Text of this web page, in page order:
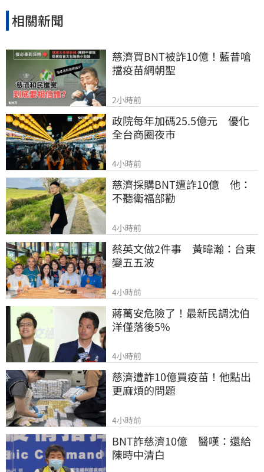
相關新聞
慈濟買BNT被詐10億！藍昔嗆
擋疫苗網朝聖
2小時前
政院每年加碼25.5億元　優化
全台商圈夜市
4小時前
慈濟採購BNT遭詐10億　他：
不聽衛福部勸
4小時前
蔡英文做2件事　黃暐瀚：台東
變五五波
4小時前
蔣萬安危險了！最新民調沈伯
洋僅落後5%
4小時前
慈濟遭詐10億買疫苗！他點出
更麻煩的問題
4小時前
BNT詐慈濟10億　醫嘆：還給
陳時中清白